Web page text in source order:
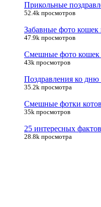
Прикольные
52.4k просмотров
Забавные фото кошек
47.9k просмотров
Смешные фото кошек
43k просмотров
Поздравления ко дню
35.2k просмотра
Смешные фотки
35k просмотров
25 интересных
28.8k просмотра